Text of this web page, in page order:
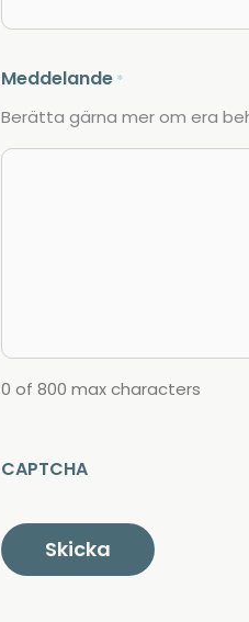
Meddelande *
Berätta gärna mer om era
0 of 800 max characters
CAPTCHA